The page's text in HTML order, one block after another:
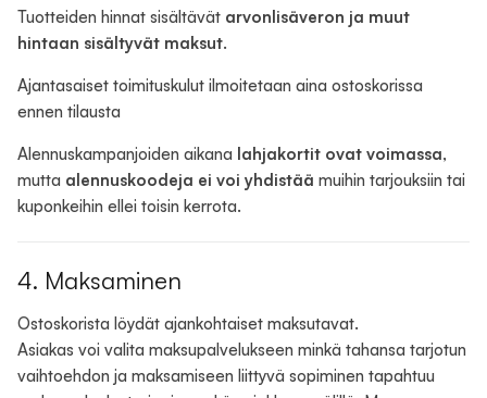
Tuotteiden hinnat sisältävät arvonlisäveron ja muut
hintaan sisältyvät maksut.
Ajantasaiset toimituskulut ilmoitetaan aina ostoskorissa
ennen tilausta
Alennuskampanjoiden aikana lahjakortit ovat voimassa,
mutta alennuskoodeja ei voi yhdistää muihin tarjouksiin tai
kuponkeihin ellei toisin kerrota.
4. Maksaminen
Ostoskorista löydät ajankohtaiset maksutavat.
Asiakas voi valita maksupalvelukseen minkä tahansa tarjotun
vaihtoehdon ja maksamiseen liittyvä sopiminen tapahtuu